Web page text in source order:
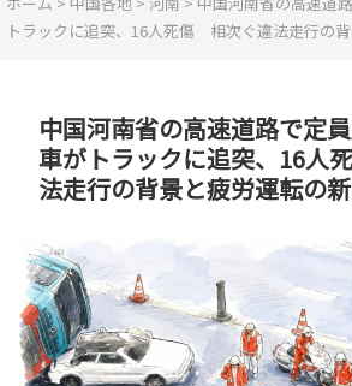
トラックに追突、16人死傷 相次ぐ違法走行の
中国河南省の高速道路で定
車がトラックに追突、16人
法走行の背景と疲労運転の